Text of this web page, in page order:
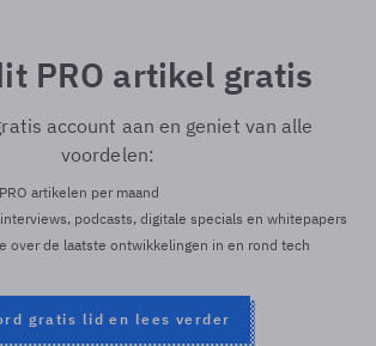
PRO artikel gratis
account aan en geniet van alle
voordelen:
artikelen per maand
podcasts, digitale specials en whitepapers
over de laatste ontwikkelingen in en rond tech
gratis lid en lees verder